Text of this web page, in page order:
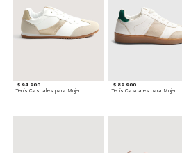
$ 94.900
Tenis Casuales para Mujer
$ 89.900
Tenis Casuales para Mujer